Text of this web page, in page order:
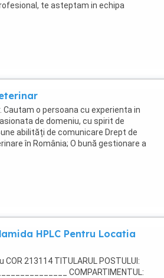
te asteptam in echipa
o persoana cu experienta in
de domeniu, cu spirit de
abilități de comunicare Drept de
în România; O bună gestionare a
HPLC Pentru Locatia
COR 213114 TITULARUL POSTULUI:
COMPARTIMENTUL: